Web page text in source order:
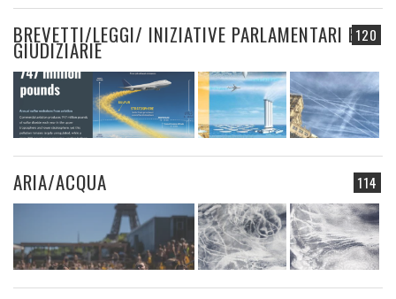
120
BREVETTI/LEGGI/ INIZIATIVE PARLAMENTARI E
GIUDIZIARIE
114
ARIA/ACQUA